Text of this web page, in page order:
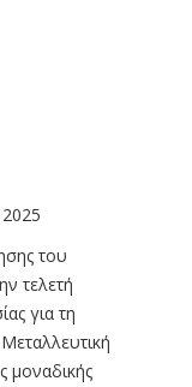
του
τελετή
για τη
μοναδικής